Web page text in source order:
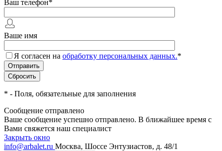
Ваш телефон*
Ваше имя
Я согласен на обработку персональных данных.*
* - Поля, обязательные для заполнения
Сообщение отправлено
Ваше сообщение успешно отправлено. В ближайшее время с
Вами свяжется наш специалист
Закрыть окно
info@arbalet.ru Москва, Шоссе Энтузиастов, д. 48/1